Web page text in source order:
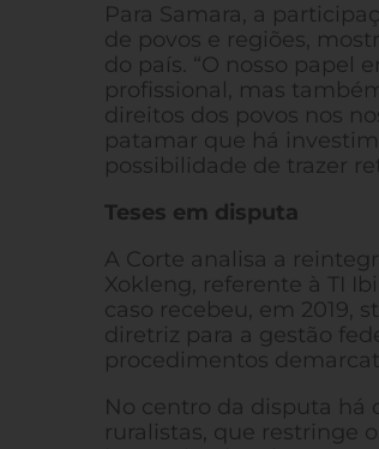
Para Samara, a
de povos e regiões,
do país. “O nosso papel
profissional, mas
direitos dos povos nos
patamar que há
possibilidade de trazer
Teses em disputa
A Corte analisa a
Xokleng, referente à TI
caso recebeu, em 2019,
diretriz para a gestão
procedimentos
No centro da disputa há
ruralistas, que restringe